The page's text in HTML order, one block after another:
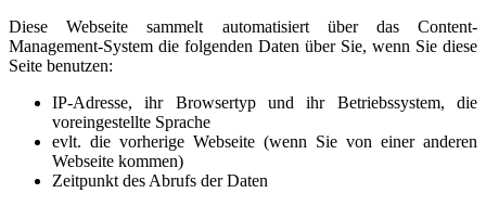
Diese Webseite sammelt automatisiert über das Content-
Management-System die folgenden Daten über Sie, wenn Sie diese
Seite benutzen:
IP-Adresse, ihr Browsertyp und ihr Betriebssystem, die
voreingestellte Sprache
evlt. die vorherige Webseite (wenn Sie von einer anderen
Webseite kommen)
Zeitpunkt des Abrufs der Daten